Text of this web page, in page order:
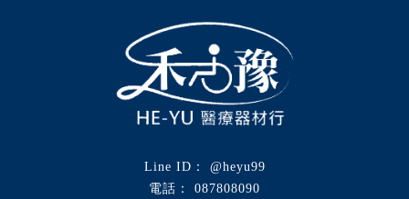
@heyu99
087808090